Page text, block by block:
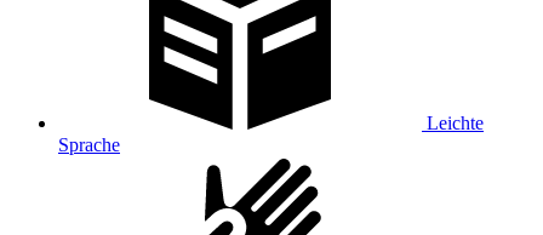
Leichte
Sprache